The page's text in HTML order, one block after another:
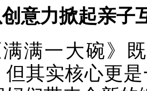
意力掀起亲子
满满一大碗》
但其实核心更